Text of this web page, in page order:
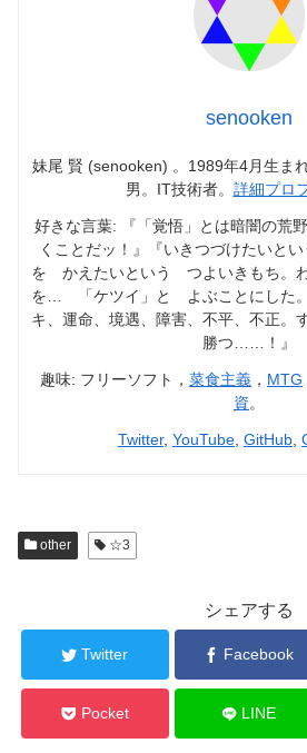
senooken
妹尾 賢 (senooken) 。1989年4月生ま
男。IT技術者。 詳細プロ
好きな言葉: 『「覚悟」とは暗闇の荒
くことだッ！』『いきつづけたい
を かえたいという つよいきもち。
を… 「ケツイ」と よぶことにした
キ、運命、境遇、障害、不平、不正。
勝つ……！』
趣味: フリーソフト， 菜食主義 ， MTG
資。
Twitter, YouTube, GitHub,
other ☆3
シェアする
Twitter Facebook
Pocket LINE